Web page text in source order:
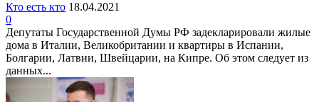
Кто есть кто 18.04.2021
0
Депутаты Государственной Думы РФ задекларировали жилые
дома в Италии, Великобритании и квартиры в Испании,
Болгарии, Латвии, Швейцарии, на Кипре. Об этом следует из
данных...